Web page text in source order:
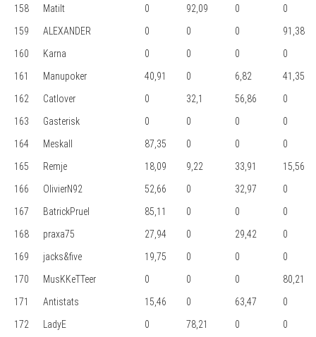
158
Matilt 0 92,09 0
0
159
ALEXANDER 0 0 0
91,38
160
Karna 0 0 0
0
161
Manupoker 40,91 0 6,82
41,35
162
Catlover 0 32,1 56,86
0
163
Gasterisk 0 0 0
0
164
Meskall 87,35 0 0
0
165
Remje 18,09 9,22 33,91
15,56
166
OlivierN92 52,66 0 32,97
0
167
BatrickPruel 85,11 0 0
0
168
praxa75 27,94 0 29,42
0
169
jacks&five 19,75 0 0
0
170
MusKKeTTeer 0 0 0
80,21
171
Antistats 15,46 0 63,47
0
172
LadyE 0 78,21 0
0